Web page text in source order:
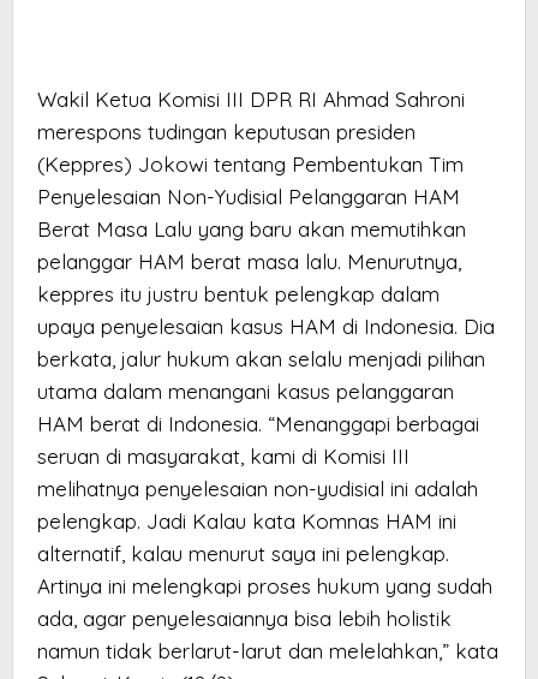
Wakil Ketua Komisi III DPR RI Ahmad Sahroni
merespons tudingan keputusan presiden
(Keppres) Jokowi tentang Pembentukan Tim
Penyelesaian Non-Yudisial Pelanggaran HAM
Berat Masa Lalu yang baru akan memutihkan
pelanggar HAM berat masa lalu. Menurutnya,
keppres itu justru bentuk pelengkap dalam
upaya penyelesaian kasus HAM di Indonesia. Dia
berkata, jalur hukum akan selalu menjadi pilihan
utama dalam menangani kasus pelanggaran
HAM berat di Indonesia. “Menanggapi berbagai
seruan di masyarakat, kami di Komisi III
melihatnya penyelesaian non-yudisial ini adalah
pelengkap. Jadi Kalau kata Komnas HAM ini
alternatif, kalau menurut saya ini pelengkap.
Artinya ini melengkapi proses hukum yang sudah
ada, agar penyelesaiannya bisa lebih holistik
namun tidak berlarut-larut dan melelahkan,” kata